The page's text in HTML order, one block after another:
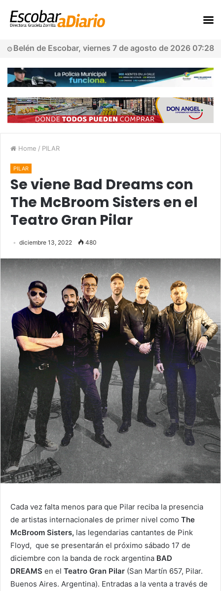
Belén de Escobar, viernes 7 de agosto de 2026 07:28
Home / PILAR
PILAR
Se viene Bad Dreams con
The McBroom Sisters en el
Teatro Gran Pilar
diciembre 13, 2022 480
Cada vez falta menos para que Pilar reciba la presencia
de artistas internacionales de primer nivel como The
McBroom Sisters, las legendarias cantantes de Pink
Floyd, que se presentarán el próximo sábado 17 de
diciembre con la banda de rock argentina BAD
DREAMS en el Teatro Gran Pilar (San Martín 657, Pilar.
Buenos Aires. Argentina). Entradas a la venta a través de